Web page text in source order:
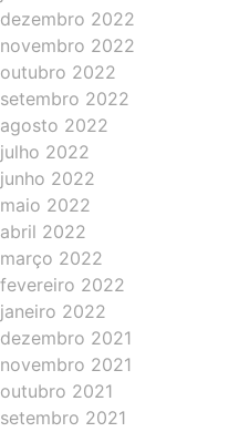
dezembro 2022
novembro 2022
outubro 2022
setembro 2022
agosto 2022
julho 2022
junho 2022
maio 2022
abril 2022
março 2022
fevereiro 2022
janeiro 2022
dezembro 2021
novembro 2021
outubro 2021
setembro 2021